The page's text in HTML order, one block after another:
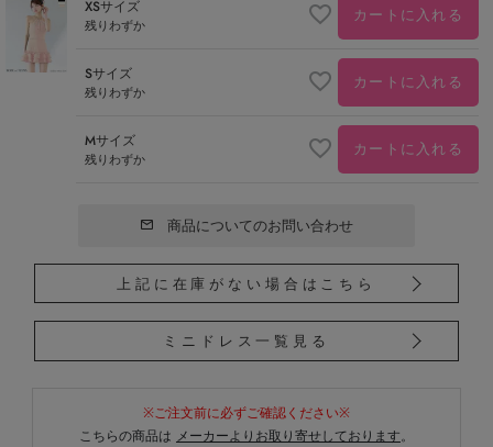
XSサイズ
残りわずか カートに入れる
Sサイズ
残りわずか カートに入れる
Mサイズ
残りわずか カートに入れる
商品についてのお問い合わせ
上記に在庫がない場合はこちら
ミニドレス一覧見る
※ご注文前に必ずご確認ください※
こちらの商品は メーカーよりお取り寄せしております。